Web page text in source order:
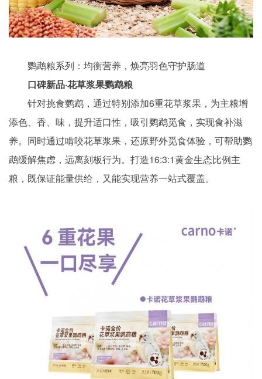
鹦鹉粮系列：均衡营养，焕亮羽色守护肠道
口碑新品·花草浆果鹦鹉粮
针对挑食鹦鹉，通过特别添加6重花草浆果，为主粮增
添色、香、味，提升适口性，吸引鹦鹉觅食，实现食补滋
养。同时通过啃咬花草浆果，还原野外觅食体验，可帮助鹦
鹉缓解焦虑，远离刻板行为。打造16:3:1黄金生态比例主
粮，既保证能量供给，又能实现营养一站式覆盖。